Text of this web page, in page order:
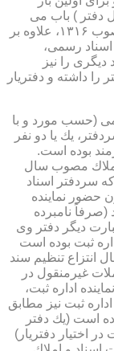
دفتر ) باب می
شود. قانونگذار در قانون دفاتر اسناد رسمی مصوب ۱۳۱۶، علاوه بر
اسناد رسمی،
را نیز
داشته و دفتریار
اسناد رسمی (حسب مورد و با
یك یا دو نفر
بوده است.
املاك مصوب سال
در صورتی كه سردفتر اسناد
حضور نماینده
(صرفاً نامبرده
دیگر دفتر وی
ثبت بوده است
بعد، (ازسال ۱۳۱۶، یعنی سال انتزاع تنظیم سند
غیرمنقول در
اداره ثبت،
ثبت نیز مطابق
بوده است (یك دفتر
اختیار دفتریار)